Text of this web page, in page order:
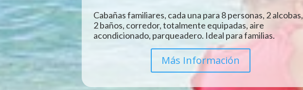
Cabañas familiares, cada una para 8 personas, 2 alcobas,
2 baños, corredor, totalmente equipadas, aire
acondicionado, parqueadero. Ideal para familias.
Más Información